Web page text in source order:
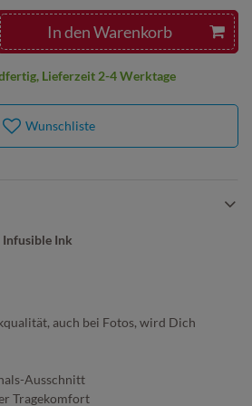
In den Warenkorb
Lieferzeit 2-4 Werktage
Wunschliste
Ink
auch bei Fotos, wird Dich
Ausschnitt
Tragekomfort